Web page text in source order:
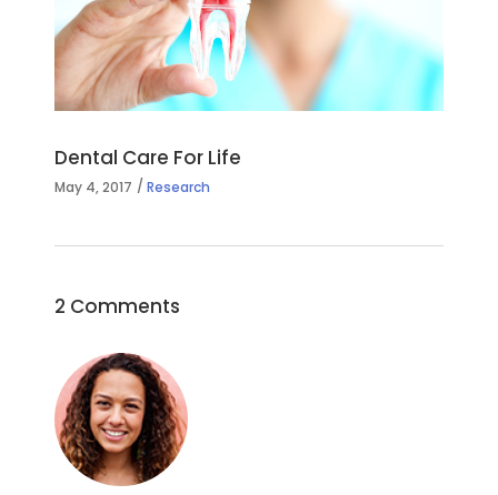
Dental Care For Life
May 4, 2017 Research
2 Comments